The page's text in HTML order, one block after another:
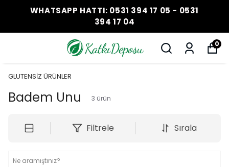
WHATSAPP HATTI: 0531 394 17 05 - 0531
394 17 04
0
GLUTENSİZ ÜRÜNLER
Badem Unu 3 ürün
Filtrele Sırala